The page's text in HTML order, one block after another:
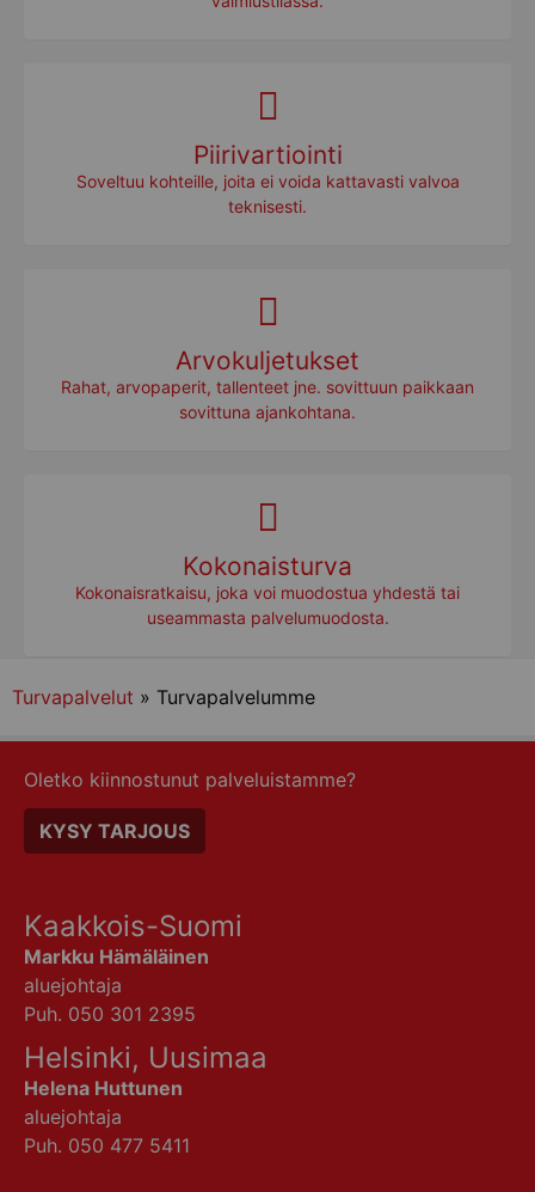
Piirivartiointi
Soveltuu kohteille, joita ei voida kattavasti valvoa
teknisesti.
Arvokuljetukset
Rahat, arvopaperit, tallenteet jne. sovittuun paikkaan
sovittuna ajankohtana.
Kokonaisturva
Kokonaisratkaisu, joka voi muodostua yhdestä tai
useammasta palvelumuodosta.
Turvapalvelut » Turvapalvelumme
Oletko kiinnostunut palveluistamme?
KYSY TARJOUS
Kaakkois-Suomi
Markku Hämäläinen
aluejohtaja
Puh. 050 301 2395
Helsinki, Uusimaa
Helena Huttunen
aluejohtaja
Puh. 050 477 5411